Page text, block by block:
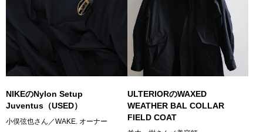
NIKEのNylon Setup
Juventus（USED）
小俣弦也さん／WAKE. オーナー
ULTERIORのWAXED
WEATHER BAL COLLAR
FIELD COAT